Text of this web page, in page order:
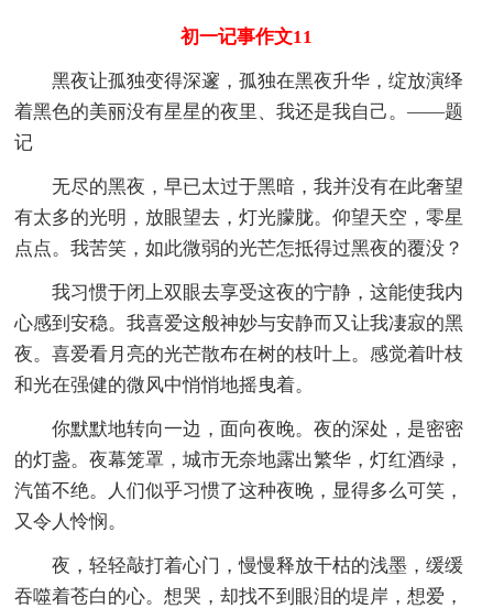
初一记事作文11
黑夜让孤独变得深邃，孤独在黑夜升华，绽放演绎
着黑色的美丽没有星星的夜里、我还是我自己。――题
记
无尽的黑夜，早已太过于黑暗，我并没有在此奢望
有太多的光明，放眼望去，灯光朦胧。仰望天空，零星
点点。我苦笑，如此微弱的光芒怎抵得过黑夜的覆没？
我习惯于闭上双眼去享受这夜的宁静，这能使我内
心感到安稳。我喜爱这般神妙与安静而又让我凄寂的黑
夜。喜爱看月亮的光芒散布在树的枝叶上。感觉着叶枝
和光在强健的微风中悄悄地摇曳着。
你默默地转向一边，面向夜晚。夜的深处，是密密
的灯盏。夜幕笼罩，城市无奈地露出繁华，灯红酒绿，
汽笛不绝。人们似乎习惯了这种夜晚，显得多么可笑，
又令人怜悯。
夜，轻轻敲打着心门，慢慢释放干枯的浅墨，缓缓
吞噬着苍白的心。想哭，却找不到眼泪的堤岸，想爱，